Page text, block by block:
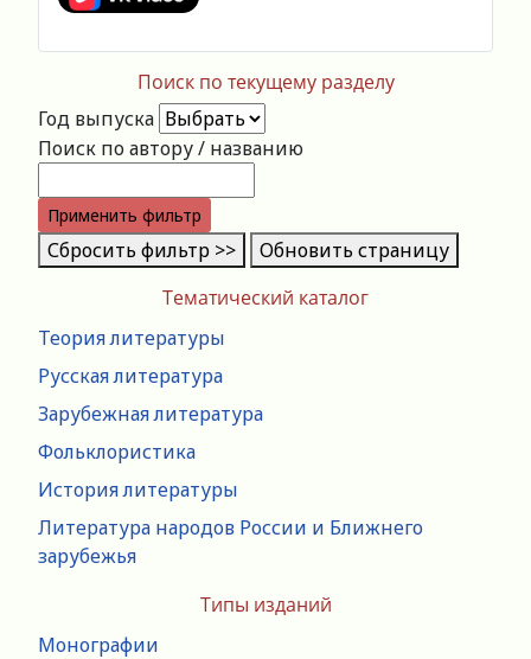
Тематический каталог
Теория литературы
Русская литература
Зарубежная литература
Фольклористика
История литературы
Литература народов России и Ближнего
зарубежья
Типы изданий
Монографии
Поиск по текущему разделу
Год выпуска
Поиск по автору / названию
Применить фильтр
Сбросить фильтр >> Обновить страницу